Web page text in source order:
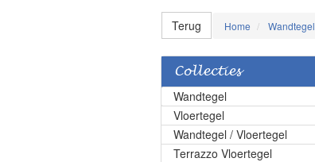
Terug Home Wandtegel
Collecties
Wandtegel
Vloertegel
Wandtegel / Vloertegel
Terrazzo Vloertegel